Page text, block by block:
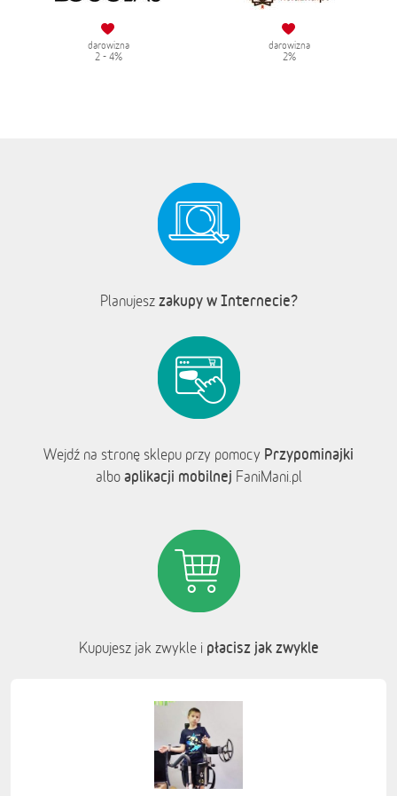
darowizna
2 - 4%
darowizna
2%
Planujesz zakupy w Internecie?
Wejdź na stronę sklepu przy pomocy Przypominajki
albo aplikacji mobilnej FaniMani.pl
Kupujesz jak zwykle i płacisz jak zwykle